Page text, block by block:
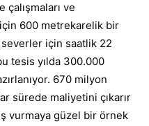
çalışmaları ve
600 metrekarelik bir
için saatlik 22
tesis yılda 300.000
670 milyon
sürede maliyetini çıkarır
vurmaya güzel bir örnek